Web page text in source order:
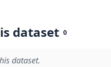
dataset 0
dataset.